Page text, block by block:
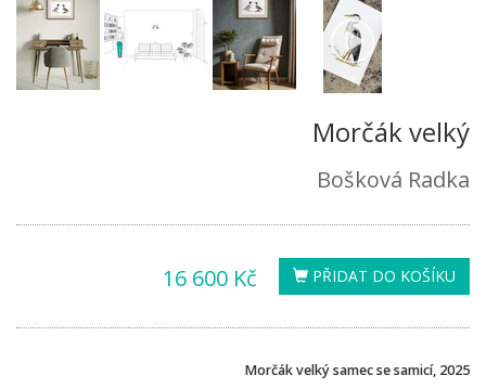
Morčák velký
Bošková Radka
PŘIDAT DO KOŠÍKU
16 600 Kč
Morčák velký samec se samicí, 2025